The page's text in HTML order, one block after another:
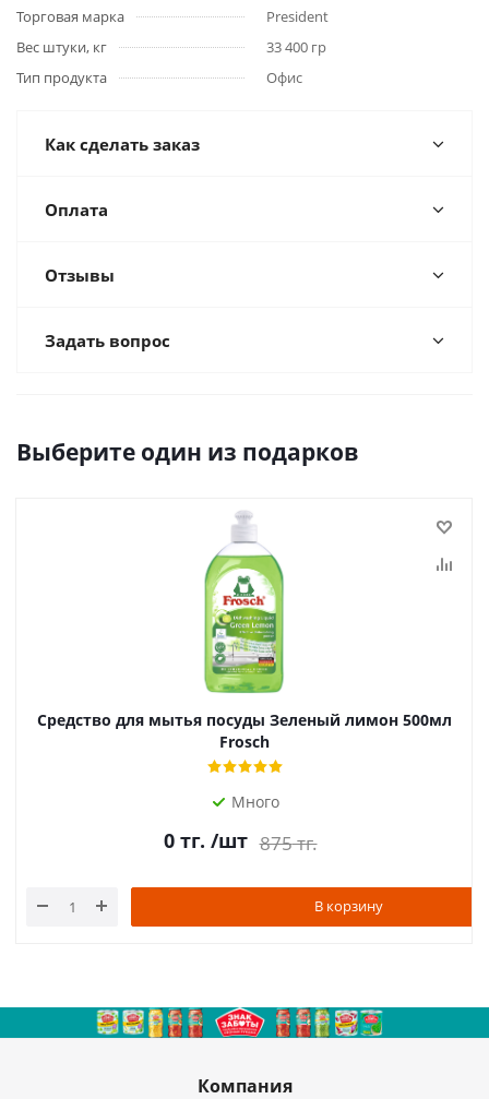
Торговая марка
President
Вес штуки, кг
33 400 гр
Тип продукта
Офис
Как сделать заказ
Оплата
Отзывы
Задать вопрос
Выберите один из подарков
Средство для мытья посуды Зеленый лимон 500мл
Frosch
Много
0тг. /шт 875тг.
В корзину
Компания